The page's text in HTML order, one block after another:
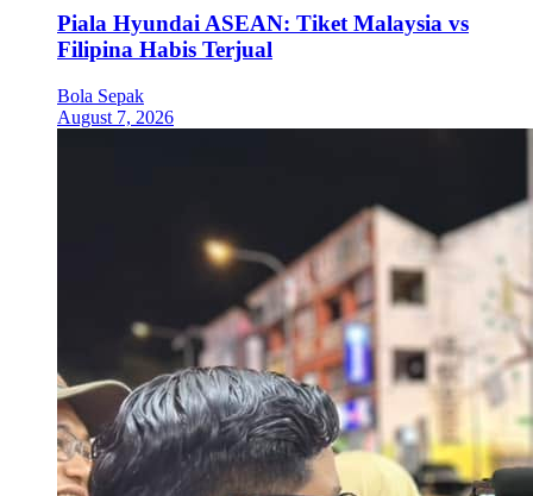
Piala Hyundai ASEAN: Tiket Malaysia vs
Filipina Habis Terjual
Bola Sepak
August 7, 2026